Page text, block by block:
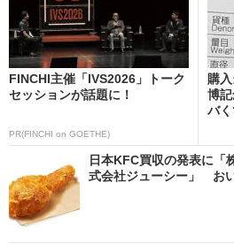
FINCHI主催「IVS2026」トーク
セッションが話題に！
PR(FINCHI on GOETHE)
購
博
バ
日本KFC買収の発表に「
式会社ジューシー」 お